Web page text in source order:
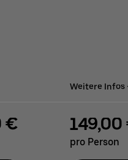
€
Weitere Infos
149,00
pro Person